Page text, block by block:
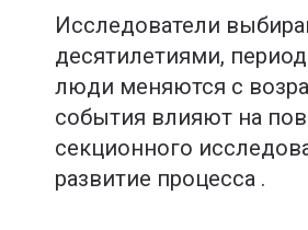
Исследователи
десятилетиями,
люди меняются с
события влияют на
секционного
развитие процесса .